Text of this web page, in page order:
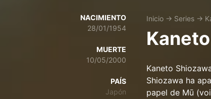
NACIMIENTO
28/01/1954
MUERTE
10/05/2000
PAÍS
Japón
Inicio → Series →
Kaneto
Shiozawa ha
papel de Mū